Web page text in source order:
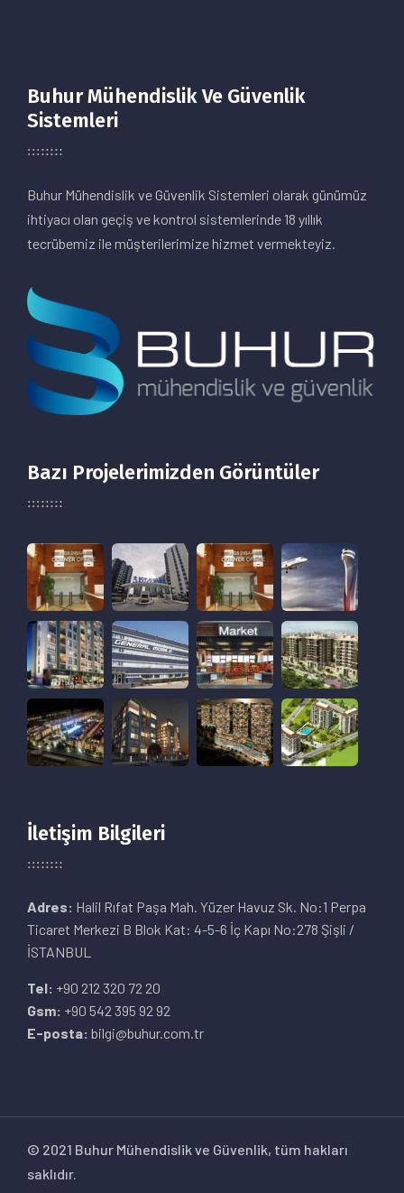
Buhur Mühendislik Ve Güvenlik
Sistemleri
Buhur Mühendislik ve Güvenlik Sistemleri olarak günümüz
ihtiyacı olan geçiş ve kontrol sistemlerinde 18 yıllık
tecrübemiz ile müşterilerimize hizmet vermekteyiz.
Bazı Projelerimizden Görüntüler
İletişim Bilgileri
Adres: Halil Rıfat Paşa Mah. Yüzer Havuz Sk. No:1 Perpa
Ticaret Merkezi B Blok Kat: 4-5-6 İç Kapı No:278 Şişli /
İSTANBUL
Tel: +90 212 320 72 20
Gsm: +90 542 395 92 92
E-posta: bilgi@buhur.com.tr
© 2021 Buhur Mühendislik ve Güvenlik, tüm hakları
saklıdır.